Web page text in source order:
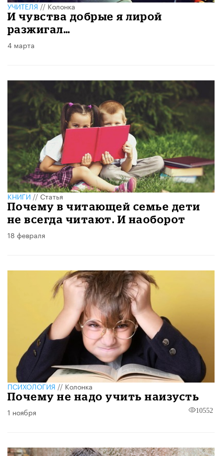
УЧИТЕЛЯ//Колонка
И чувства добрые я лирой
разжигал…
4 марта
КНИГИ//Статья
Почему в читающей семье дети
не всегда читают. И наоборот
18 февраля
ПСИХОЛОГИЯ//Колонка
Почему не надо учить наизусть
1 ноября 10552